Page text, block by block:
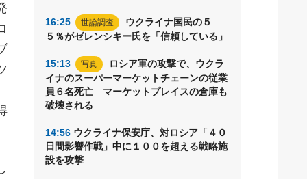
16:25 世論調査
ウクライナ国民の５
５％がゼレンシキー氏を「信頼している」
15:13 写真
ロシア軍の攻撃で、ウクラ
イナのスーパーマーケットチェーンの従業
員６名死亡 マーケットプレイスの倉庫も
破壊される
14:56 ウクライナ保安庁、対ロシア「４０
日間影響作戦」中に１００を超える戦略施
設を攻撃